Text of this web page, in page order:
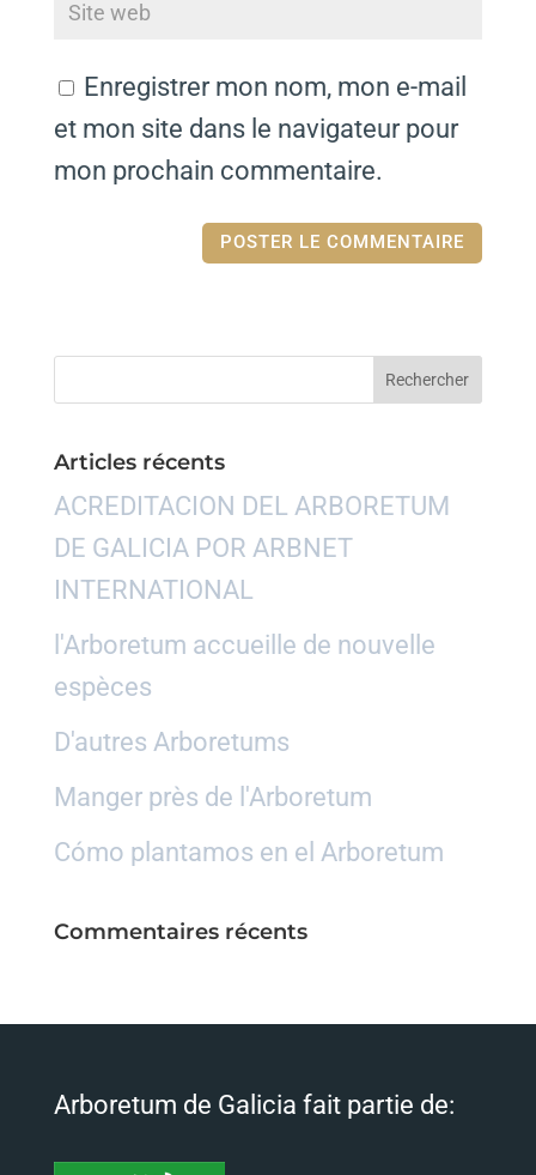
Enregistrer mon nom, mon e-mail
et mon site dans le navigateur pour
mon prochain commentaire.
Articles récents
ACREDITACION DEL ARBORETUM
DE GALICIA POR ARBNET
INTERNATIONAL
l'Arboretum accueille de nouvelle
espèces
D'autres Arboretums
Manger près de l'Arboretum
Cómo plantamos en el Arboretum
Commentaires récents
Arboretum de Galicia fait partie de: